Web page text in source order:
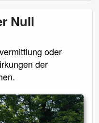
Null
oder
der